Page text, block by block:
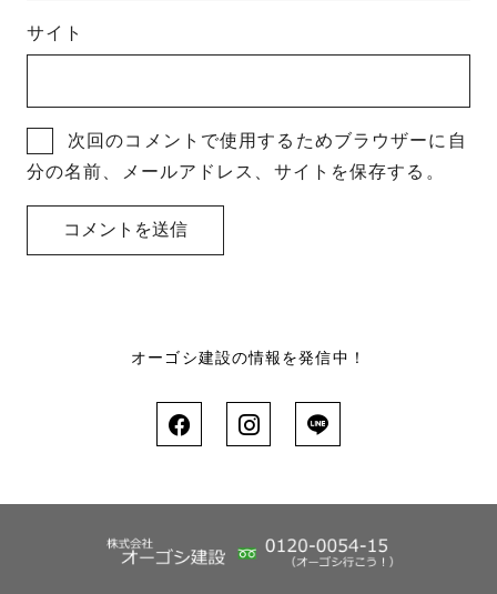
サイト
次回のコメントで使用するためブラウザーに自
分の名前、メールアドレス、サイトを保存する。
オーゴシ建設の情報を発信中！